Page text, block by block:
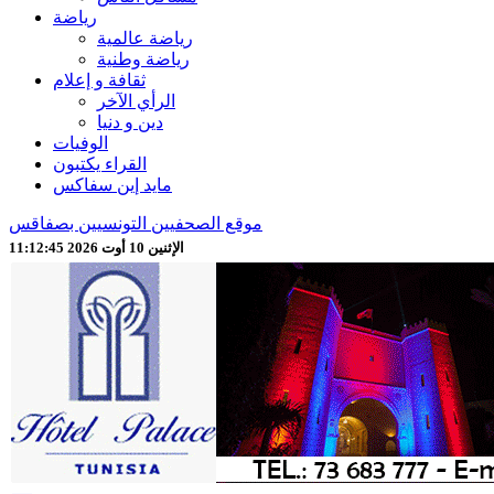
رياضة
رياضة عالمية
رياضة وطنية
ثقافة و إعلام
الرأي الآخر
دين و دنيا
الوفيات
القراء يكتبون
مايد إين سفاكس
موقع الصحفيين التونسيين بصفاقس
الإثنين 10 أوت 2026 11:12:47